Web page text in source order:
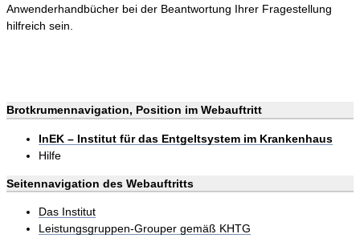
Anwenderhandbücher bei der Beantwortung Ihrer Fragestellung
hilfreich sein.
Brotkrumennavigation, Position im Webauftritt
InEK – Institut für das Entgeltsystem im Krankenhaus
Hilfe
Seitennavigation des Webauftritts
Das Institut
Leistungsgruppen-Grouper gemäß KHTG